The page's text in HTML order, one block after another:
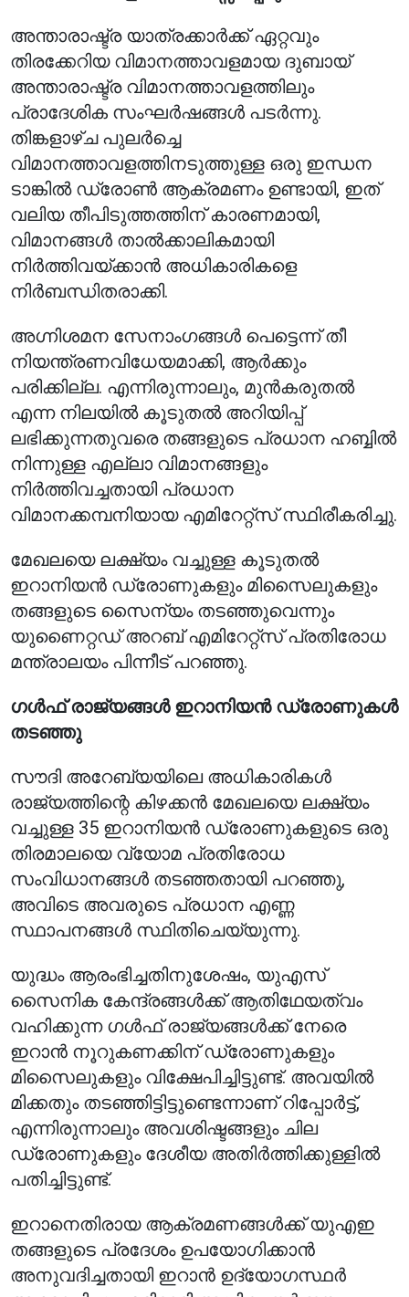
അന്താരാഷ്ട്ര യാത്രക്കാർക്ക് ഏറ്റവും
തിരക്കേറിയ വിമാനത്താവളമായ ദുബായ്
അന്താരാഷ്ട്ര വിമാനത്താവളത്തിലും
പ്രാദേശിക സംഘർഷങ്ങൾ പടർന്നു.
തിങ്കളാഴ്ച പുലർച്ചെ
വിമാനത്താവളത്തിനടുത്തുള്ള ഒരു ഇന്ധന
ടാങ്കിൽ ഡ്രോൺ ആക്രമണം ഉണ്ടായി, ഇത്
വലിയ തീപിടുത്തത്തിന് കാരണമായി,
വിമാനങ്ങൾ താൽക്കാലികമായി
നിർത്തിവയ്ക്കാൻ അധികാരികളെ
നിർബന്ധിതരാക്കി.
അഗ്നിശമന സേനാംഗങ്ങൾ പെട്ടെന്ന് തീ
നിയന്ത്രണവിധേയമാക്കി, ആർക്കും
പരിക്കില്ല. എന്നിരുന്നാലും, മുൻകരുതൽ
എന്ന നിലയിൽ കൂടുതൽ അറിയിപ്പ്
ലഭിക്കുന്നതുവരെ തങ്ങളുടെ പ്രധാന ഹബ്ബിൽ
നിന്നുള്ള എല്ലാ വിമാനങ്ങളും
നിർത്തിവച്ചതായി പ്രധാന
വിമാനക്കമ്പനിയായ എമിറേറ്റ്സ് സ്ഥിരീകരിച്ചു.
മേഖലയെ ലക്ഷ്യം വച്ചുള്ള കൂടുതൽ
ഇറാനിയൻ ഡ്രോണുകളും മിസൈലുകളും
തങ്ങളുടെ സൈന്യം തടഞ്ഞുവെന്നും
യുണൈറ്റഡ് അറബ് എമിറേറ്റ്സ് പ്രതിരോധ
മന്ത്രാലയം പിന്നീട് പറഞ്ഞു.
ഗൾഫ് രാജ്യങ്ങൾ ഇറാനിയൻ ഡ്രോണുകൾ
തടഞ്ഞു
സൗദി അറേബ്യയിലെ അധികാരികൾ
രാജ്യത്തിന്റെ കിഴക്കൻ മേഖലയെ ലക്ഷ്യം
വച്ചുള്ള 35 ഇറാനിയൻ ഡ്രോണുകളുടെ ഒരു
തിരമാലയെ വ്യോമ പ്രതിരോധ
സംവിധാനങ്ങൾ തടഞ്ഞതായി പറഞ്ഞു,
അവിടെ അവരുടെ പ്രധാന എണ്ണ
സ്ഥാപനങ്ങൾ സ്ഥിതിചെയ്യുന്നു.
യുദ്ധം ആരംഭിച്ചതിനുശേഷം, യുഎസ്
സൈനിക കേന്ദ്രങ്ങൾക്ക് ആതിഥേയത്വം
വഹിക്കുന്ന ഗൾഫ് രാജ്യങ്ങൾക്ക് നേരെ
ഇറാൻ നൂറുകണക്കിന് ഡ്രോണുകളും
മിസൈലുകളും വിക്ഷേപിച്ചിട്ടുണ്ട്. അവയിൽ
മിക്കതും തടഞ്ഞിട്ടിട്ടുണ്ടെന്നാണ് റിപ്പോർട്ട്,
എന്നിരുന്നാലും അവശിഷ്ടങ്ങളും ചില
ഡ്രോണുകളും ദേശീയ അതിർത്തിക്കുള്ളിൽ
പതിച്ചിട്ടുണ്ട്.
ഇറാനെതിരായ ആക്രമണങ്ങൾക്ക് യുഎഇ
തങ്ങളുടെ പ്രദേശം ഉപയോഗിക്കാൻ
അനുവദിച്ചതായി ഇറാൻ ഉദ്യോഗസ്ഥർ